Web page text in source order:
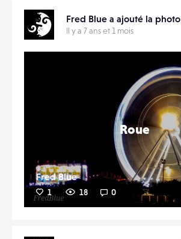
Fred Blue a ajouté la photo
Il y a 7 ans et 1 mois
Roue
Fred Blue
1 18 0